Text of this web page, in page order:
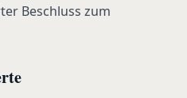
Beschluss zum